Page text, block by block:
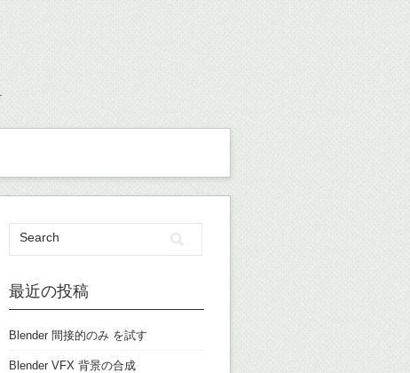
最近の投稿
Blender 間接的のみ を試す
Blender VFX 背景の合成